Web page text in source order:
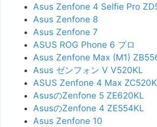
Asus Zenfone 4 Selfie Pro
Asus Zenfone 8
Asus Zenfone 7
ASUS ROG Phone 6 プロ
Asus Zenfone Max (M1)
Asus ゼンフォン V V520KL
ASUS Zenfone 4 Max
AsusのZenfone 5 ZE620KL
AsusのZenfone 4 ZE554KL
Asus Zenfone 10